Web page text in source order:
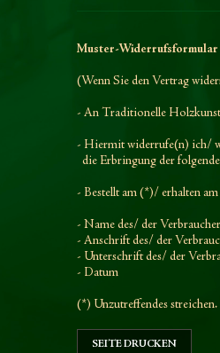
Muster-Widerrufsformular
(Wenn Sie den Vertrag
- An Traditionelle
- Hiermit widerrufe(n) ich/
die Erbringung der
- Bestellt am (*)/ erhalten
- Name des/ der
- Anschrift des/ der
- Unterschrift des/ der
- Datum
(*) Unzutreffendes streichen.